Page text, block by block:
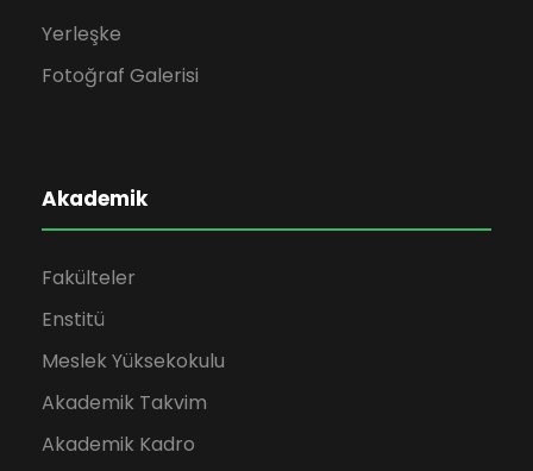
Yerleşke
Fotoğraf Galerisi
Akademik
Fakülteler
Enstitü
Meslek Yüksekokulu
Akademik Takvim
Akademik Kadro